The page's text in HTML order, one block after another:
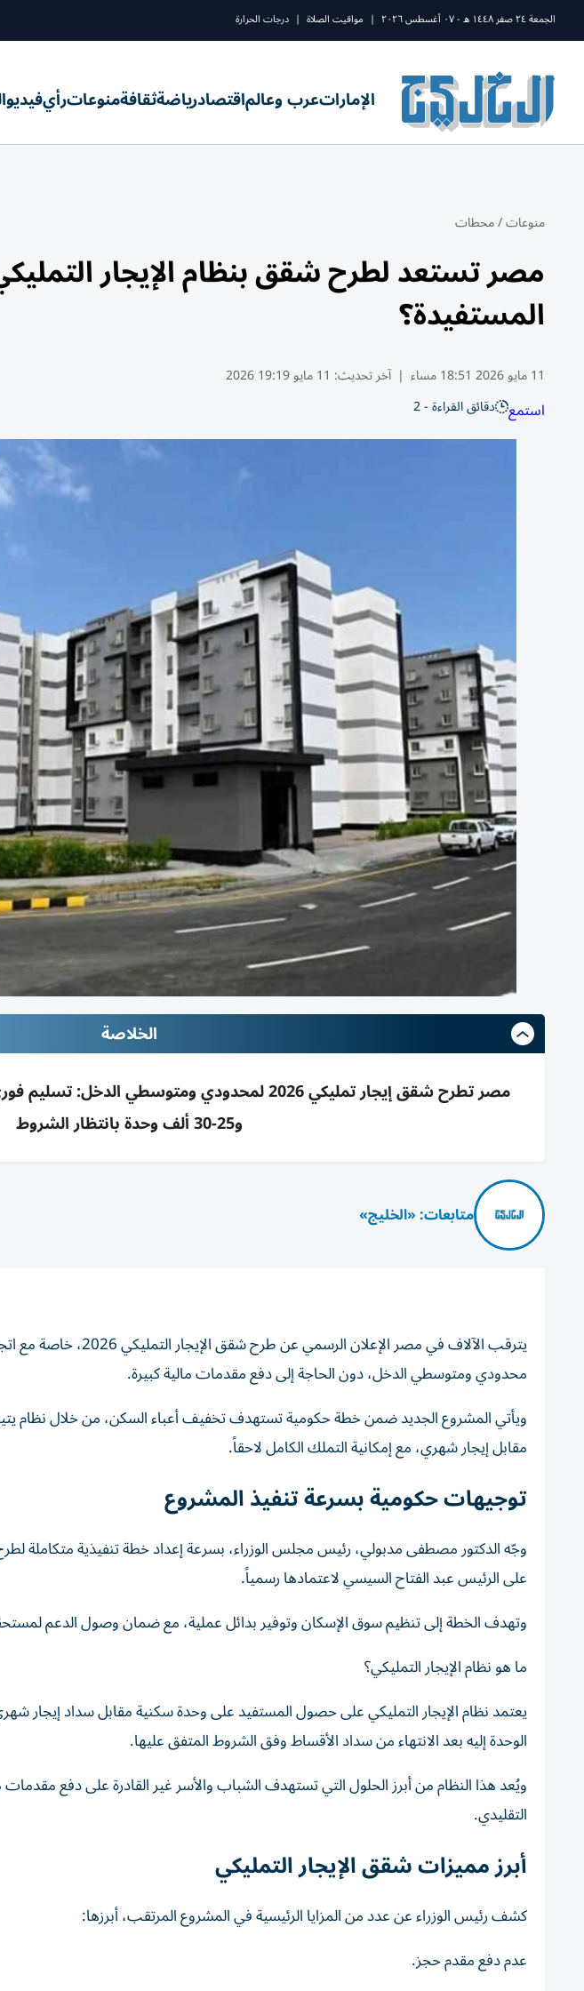
الجمعة ٢٤ صفر ١٤٤٨ ه - ٠٧ أغسطس ٢٠٢٦ | مواقيت الصلاة | درجات الحرارة
الإماراتعرب وعالماقتصادرياضةثقافةمنوعاترأيفيديو
منوعات/محطات
المستفيدة؟
11 مايو 2026 18:51 مساء | آخر تحديث: 11 مايو 19:19 2026
استمع دقائق القراءة - 2
الخلاصة
مصر تطرح شقق إيجار تمليكي 2026 لمحدودي ومتوسطي
و25-30 ألف وحدة بانتظار الشروط
متابعات: «الخليج»
يترقب الآلاف في مصر
محدودي ومتوسطي الدخل، دون الحاجة إلى دفع مقدمات مالية كبيرة.
ويأتي المشروع الجديد ضمن خطة حكومية تستهدف تخفيف أعباء السكن، من خلال نظام
مقابل إيجار شهري، مع إمكانية التملك الكامل لاحقاً.
توجيهات حكومية بسرعة تنفيذ المشروع
وجّه الدكتور مصطفى مدبولي، رئيس مجلس الوزراء، بسرعة إعداد خطة تنفيذية متكاملة
على الرئيس عبد الفتاح السيسي لاعتمادها رسمياً.
وتهدف الخطة إلى تنظيم سوق الإسكان وتوفير بدائل عملية، مع ضمان وصول الدعم
ما هو نظام الإيجار التمليكي؟
يعتمد نظام الإيجار التمليكي على حصول المستفيد على وحدة سكنية مقابل سداد إيجار
الوحدة إليه بعد الانتهاء من سداد الأقساط وفق الشروط المتفق عليها.
ويُعد هذا النظام من أبرز الحلول التي تستهدف الشباب والأسر غير القادرة على دفع
التقليدي.
أبرز مميزات شقق الإيجار التمليكي
كشف رئيس الوزراء عن عدد من المزايا الرئيسية في المشروع المرتقب، أبرزها:
عدم دفع مقدم حجز.